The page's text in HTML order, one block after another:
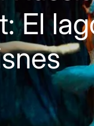
El